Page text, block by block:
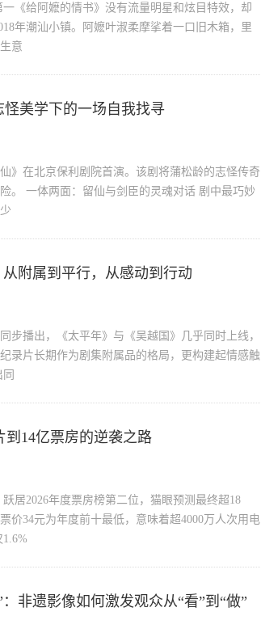
《给阿嬷的情书》没有流量明星和炫目特效，却
年潮汕小镇。阿嬷叶淑柔摩挲着一口旧木箱，里
意
美学下的一场自我找寻
》在北京保利剧院首演。该剧将蒲松龄的志怪传奇
。 一体两面：留仙与剑臣的灵魂对话 剧中最巧妙
附属到平行，从感动到行动
步播出，《太平年》与《吴越国》几乎同时上线，
录片长期作为剧集附属品的格局，更构建起情感触
到14亿票房的逆袭之路
居2026年度票房榜第二位，猫眼预测最终超18
价34元为年度前十最低，意味着超4000万人次用电
非遗影像如何激发观众从“看”到“做”